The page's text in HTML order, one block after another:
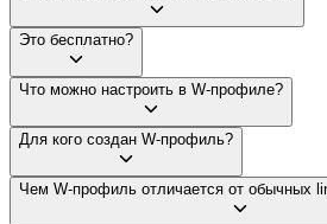
Это бесплатно?
Что можно настроить в W-профиле?
Для кого создан W-профиль?
Чем W-профиль отличается от обычных